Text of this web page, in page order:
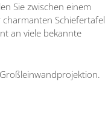
Sie zwischen einem
Schiefertafel
an viele bekannte